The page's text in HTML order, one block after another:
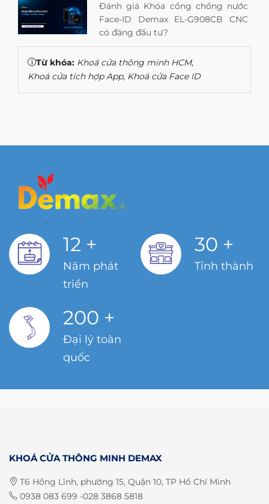
Đánh giá Khóa cổng chống nước
Face-ID Demax EL-G908CB CNC
có đáng đầu tư?
Từ khóa: Khoá cửa thông minh HCM,
Khoá cửa tích hợp App, Khoá cửa Face ID
12 +
Năm phát
triển
30 +
Tỉnh thành
200 +
Đại lý toàn
quốc
KHOÁ CỬA THÔNG MINH DEMAX
T6 Hồng Lĩnh, phường 15, Quận 10, TP Hồ Chí Minh
0938 083 699 -028 3868 5818